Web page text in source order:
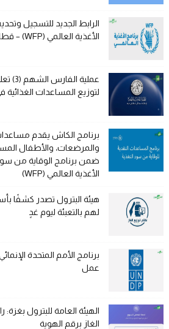
الرابط الجديد للتسجيل
الأغذية العالمي (WFP) – قطاع غزة
عملية
لتوزيع المساعدات
برنامج الكاش يقدم
والمرضعات، والأطفال
ضمن برنامج الوقاية من سوء
الأغذية العالمي (WFP)
هيئة البترول تصدر كشفًا
لهم بالتعبئة ليوم غدٍ
عمل
الهيئة العامة للبترول
الغاز برقم الهوية